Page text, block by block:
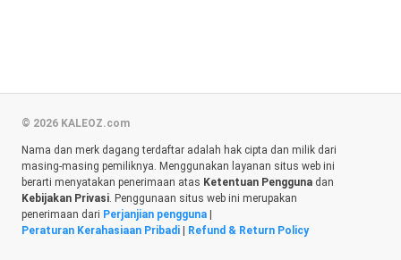
© 2026 KALEOZ.com
Nama dan merk dagang terdaftar adalah hak cipta dan milik dari
masing-masing pemiliknya. Menggunakan layanan situs web ini
berarti menyatakan penerimaan atas Ketentuan Pengguna dan
Kebijakan Privasi. Penggunaan situs web ini merupakan
penerimaan dari Perjanjian pengguna
Peraturan Kerahasiaan Pribadi
Refund & Return Policy